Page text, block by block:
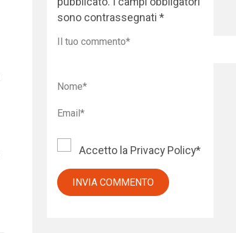
sono contrassegnati*
Accetto la Privacy Policy*